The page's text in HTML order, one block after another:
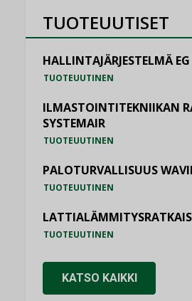
TUOTEUUTISET
HALLINTAJÄRJESTELMÄ EG
TUOTEUUTINEN
ILMASTOINTITEKNIIKAN
SYSTEMAIR
TUOTEUUTINEN
PALOTURVALLISUUS
TUOTEUUTINEN
TUOTEUUTINEN
KATSO KAIKKI